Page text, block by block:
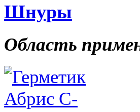
Шнуры
Область